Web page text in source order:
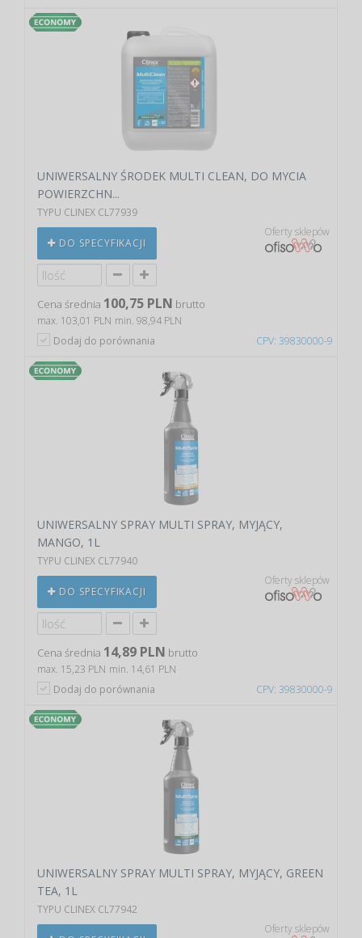
CPV: 39830000-9
UNIWERSALNY ŚRODEK MULTI CLEAN, DO MYCIA
POWIERZCHN...
TYPU CLINEX CL77939
DO SPECYFIKACJI
Oferty sklepów
Cena średnia 100,75 PLN brutto
max. 103,01 PLN min. 98,94 PLN
Dodaj do porównania
CPV: 39830000-9
UNIWERSALNY SPRAY MULTI SPRAY, MYJĄCY,
MANGO, 1L
TYPU CLINEX CL77940
DO SPECYFIKACJI
Oferty sklepów
Cena średnia 14,89 PLN brutto
max. 15,23 PLN min. 14,61 PLN
Dodaj do porównania
UNIWERSALNY SPRAY MULTI SPRAY, MYJĄCY, GREEN
TEA, 1L
TYPU CLINEX CL77942
Oferty sklepów